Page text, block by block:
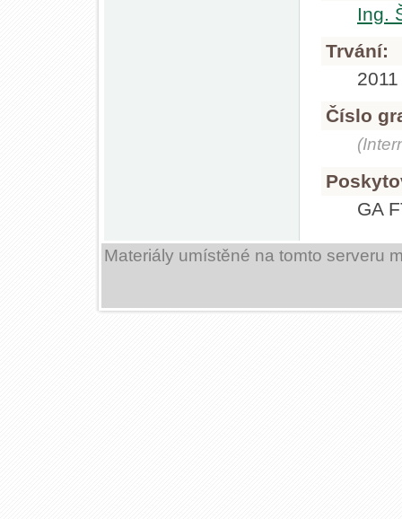
Ing.
Trvání:
Číslo
GA
Materiály umístěné na tomto serveru